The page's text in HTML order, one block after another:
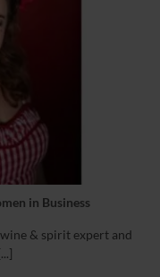
in Business
& spirit expert and